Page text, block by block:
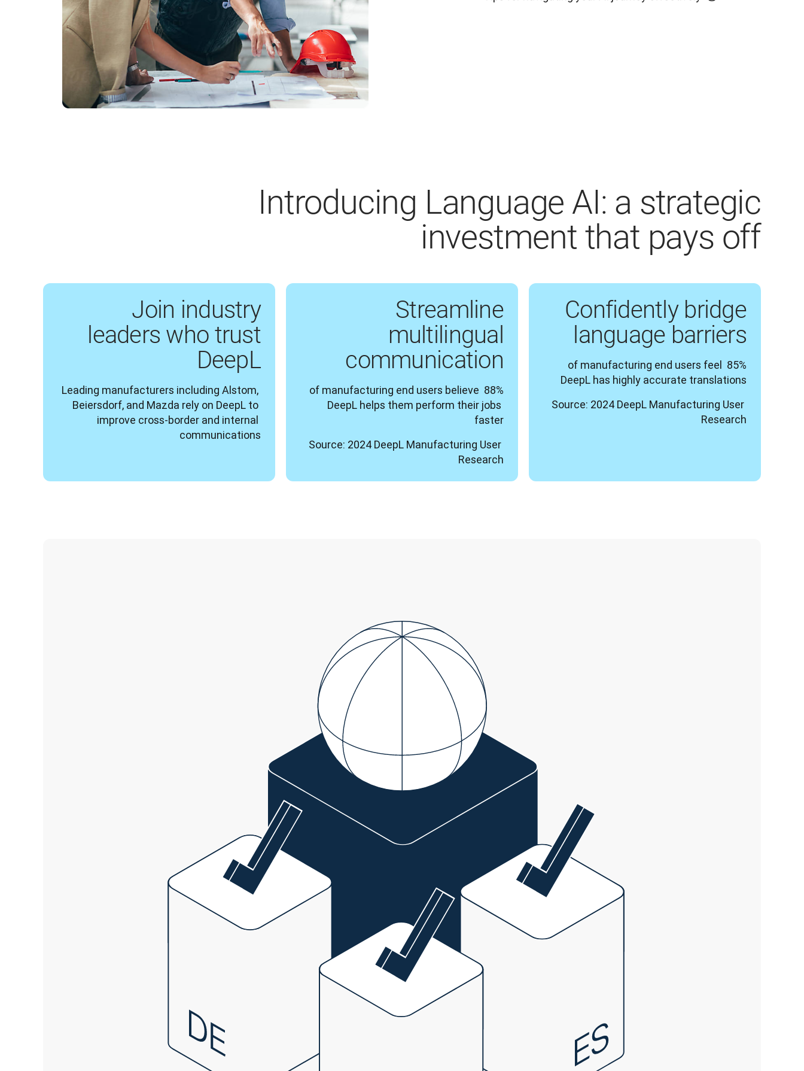
Introducing Language AI: a strategic
investment that pays off
Confidently bridge
language barriers
85% of manufacturing end users feel
DeepL has highly accurate translations
Source: 2024 DeepL Manufacturing User
Research
Streamline
multilingual
communication
88% of manufacturing end users believe
DeepL helps them perform their jobs
faster
Source: 2024 DeepL Manufacturing User
Research
Join industry
leaders who trust
DeepL
Leading manufacturers including Alstom,
Beiersdorf, and Mazda rely on DeepL to
improve cross-border and internal
communications